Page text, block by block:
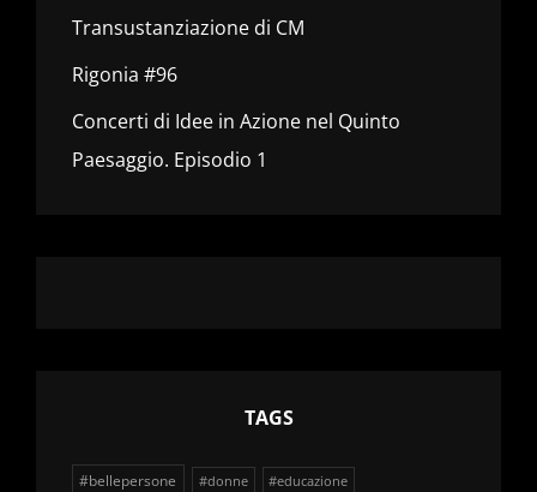
Transustanziazione di CM
Rigonia #96
Concerti di Idee in Azione nel Quinto
Paesaggio. Episodio 1
TAGS
#bellepersone #donne #educazione